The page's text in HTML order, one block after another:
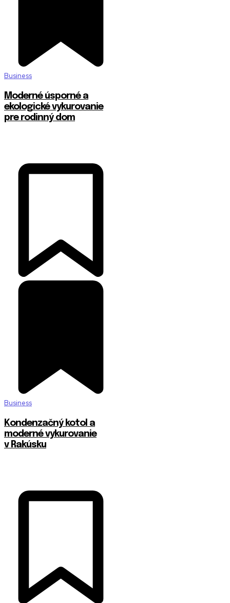
Business
Moderné úsporné a
ekologické vykurovanie
pre rodinný dom
Business
Kondenzačný kotol a
moderné vykurovanie
v Rakúsku